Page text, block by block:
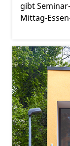
gibt
Mittag-